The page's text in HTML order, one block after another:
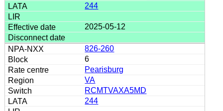
244
2025-05-12
826-260
6
Pearisburg
VA
RCMTVAXA5MD
244